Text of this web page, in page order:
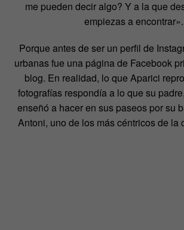
me pueden decir algo? Y a la que
empiezas a encontrar».
Porque antes de ser un perfil de
urbanas fue una página de Facebook
blog. En realidad, lo que Aparici
fotografías respondía a lo que su
enseñó a hacer en sus paseos por su
Antoni, uno de los más céntricos de la